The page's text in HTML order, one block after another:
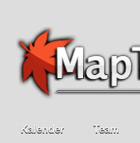
Kalender Team